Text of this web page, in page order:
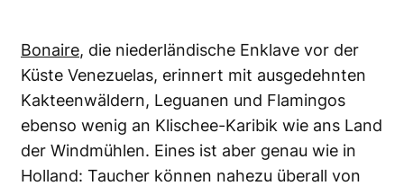
Bonaire, die niederländische Enklave vor der
Küste Venezuelas, erinnert mit ausgedehnten
Kakteenwäldern, Leguanen und Flamingos
ebenso wenig an Klischee-Karibik wie ans Land
der Windmühlen. Eines ist aber genau wie in
Holland: Taucher können nahezu überall von